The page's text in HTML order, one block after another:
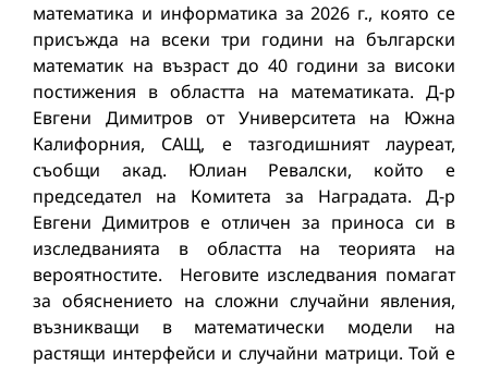
математика и информатика за 2026 г., която се
присъжда на всеки три години на български
математик на възраст до 40 години за високи
постижения в областта на математиката. Д-р
Евгени Димитров от Университета на Южна
Калифорния, САЩ, е тазгодишният лауреат,
съобщи акад. Юлиан Ревалски, който е
председател на Комитета за Наградата. Д-р
Евгени Димитров е отличен за приноса си в
изследванията в областта на теорията на
вероятностите. Неговите изследвания помагат
за обяснението на сложни случайни явления,
възникващи в математически модели на
растящи интерфейси и случайни матрици. Той е